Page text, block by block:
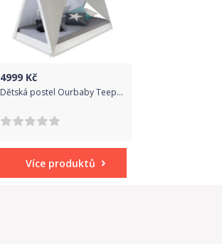
4999Kč
Dětská postel Ourbaby Teepee bílá 200x90 cm
Více produktů